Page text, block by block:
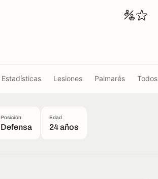
Estadísticas Lesiones Palmarés
Posición
Defensa
Edad
24 años